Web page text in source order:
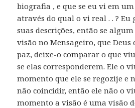
biografia , e que se eu vi em
através do qual o vi real . . ? Eu
suas descrições, então se
visão no Mensageiro, que Deus
paz, deixe-o comparar o que
se elas corresponderem. Ele o
momento que ele se regozije e
não coincidir, então ele não o
momento a visão é uma visão